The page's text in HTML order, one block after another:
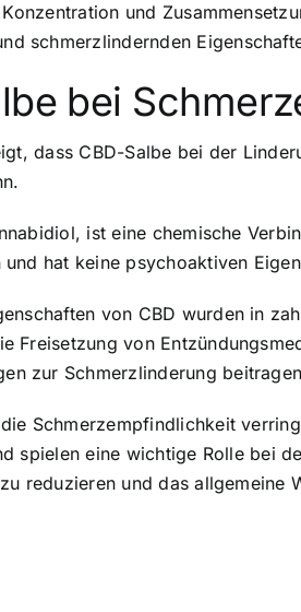
und
schmerzlindernden
bei
dass CBD-Salbe bei der
ist eine chemische
hat keine psychoaktiven
von CBD wurden in
Freisetzung von
zur Schmerzlinderung
Schmerzempfindlichkeit
spielen eine wichtige Rolle bei
reduzieren und das allgemeine